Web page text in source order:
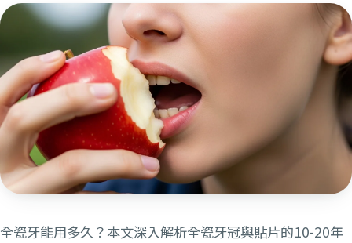
全瓷牙能用多久？本文深入解析全瓷牙冠與貼片的10-20年